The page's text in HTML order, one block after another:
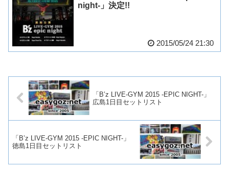
night-」決定!!
2015/05/24 21:30
「B’z LIVE-GYM 2015 -EPIC NIGHT-」
広島1日目セットリスト
「B’z LIVE-GYM 2015 -EPIC NIGHT-」
徳島1日目セットリスト